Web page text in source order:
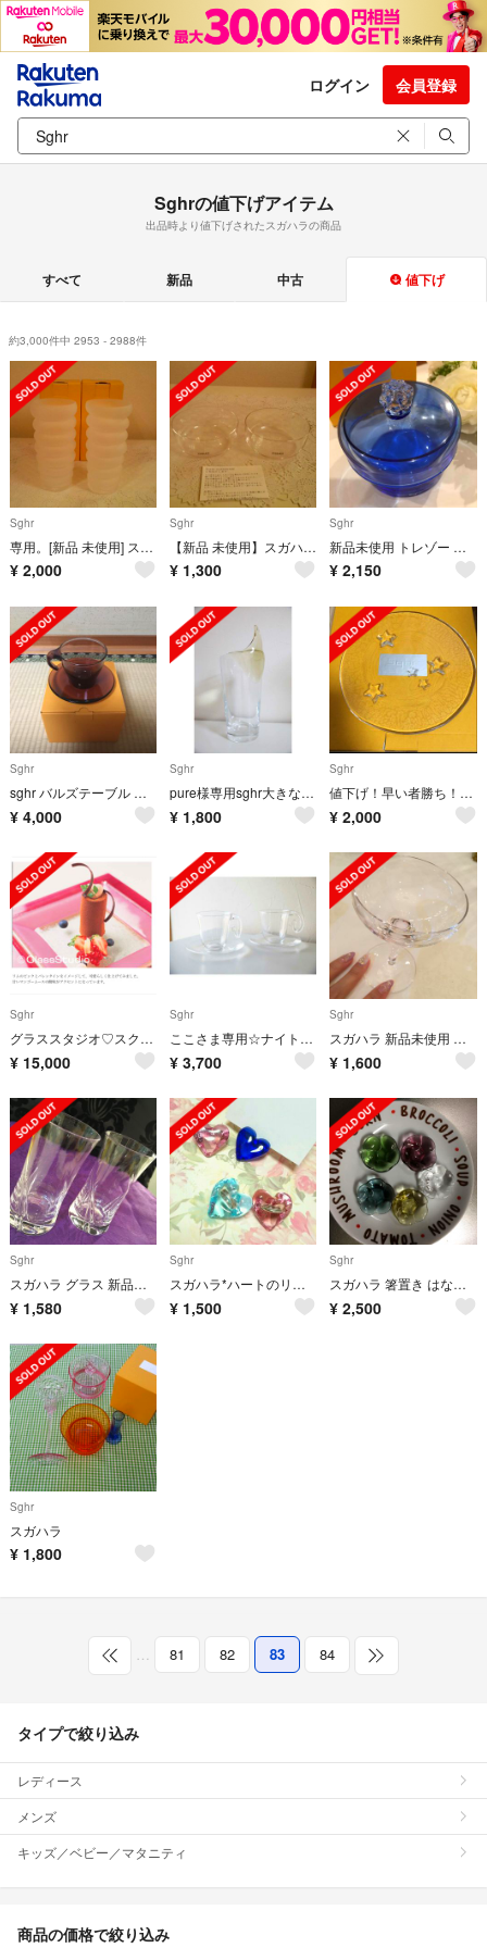
ログイン 会員登録
Sghrの値下げアイテム
出品時より値下げされたスガハラの商品
すべて 新品 中古 値下げ
約3,000件中 2953 - 2988件
Sghr
専用。[新品 未使用] スガハラ ガラスコップ 二個セット
¥ 2,000
Sghr
【新品 未使用】スガハラ 鉢 二つセット
¥ 1,300
Sghr
新品未使用 トレゾー 小物入れS コバントブルー 値下❗️
¥ 2,150
Sghr
sghr バルズテーブル ノア ワインレッド
¥ 4,000
Sghr
pure様専用sghr大きな花瓶◆未使用
¥ 1,800
Sghr
値下げ！早い者勝ち！スガハラスタープレートS❤Sghr新品未使用
¥ 2,000
Sghr
グラススタジオ♡スクエアディナープレート パープル3枚
¥ 15,000
Sghr
ここさま専用☆ナイトカラフェとカップセット
¥ 3,700
Sghr
スガハラ 新品未使用 グラス
¥ 1,600
Sghr
スガハラ グラス 新品未使用 ガラス
¥ 1,580
Sghr
スガハラ*ハートのリング&カードスタンド
¥ 1,500
Sghr
スガハラ 箸置き はなまる様
¥ 2,500
Sghr
スガハラ
¥ 1,800
81 82 83 84
タイプで絞り込み
レディース
メンズ
キッズ／ベビー／マタニティ
商品の価格で絞り込み